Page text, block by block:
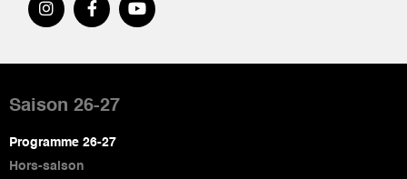
de
page
Saison 26-27
Programme 26-27
Hors-saison